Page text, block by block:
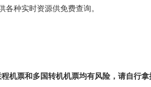
各种实时资源供免费查询。
机票和多国转机机票均有风险，请自行